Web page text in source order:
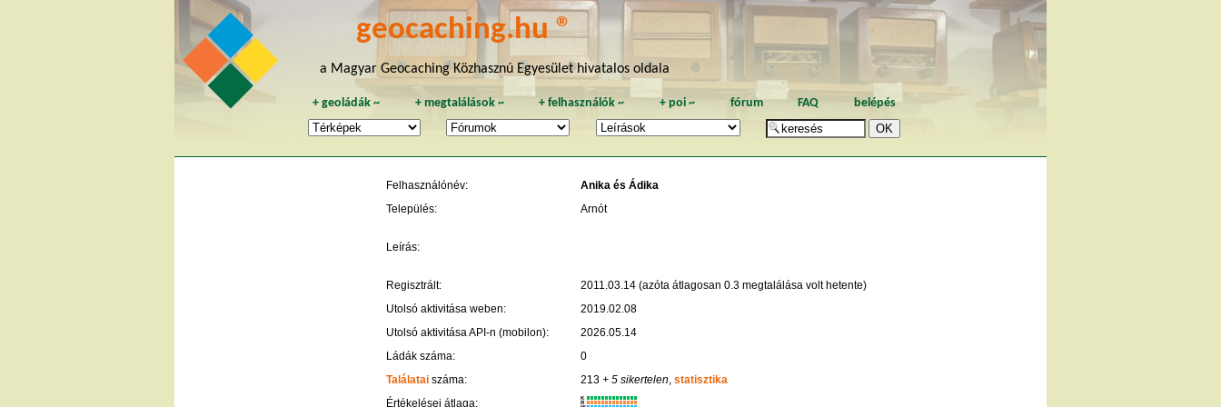
geocaching.hu ®
a Magyar Geocaching Közhasznú Egyesület hivatalos oldala
+geoládák ~ + megtalálások~ +felhasználók ~ + poi~ fórum FAQ belépés
Felhasználónév:
Anika és Ádika
Település:
Arnót
Leírás:
Regisztrált:
2011.03.14 (azóta átlagosan 0.3 megtalálása volt hetente)
Utolsó aktivitása weben:
2019.02.08
Utolsó aktivitása API-n (mobilon):
2026.05.14
Ládák száma:
0
Találatai száma: 213+ 5 sikertelen, statisztika
Értékelései átlaga:
K
R